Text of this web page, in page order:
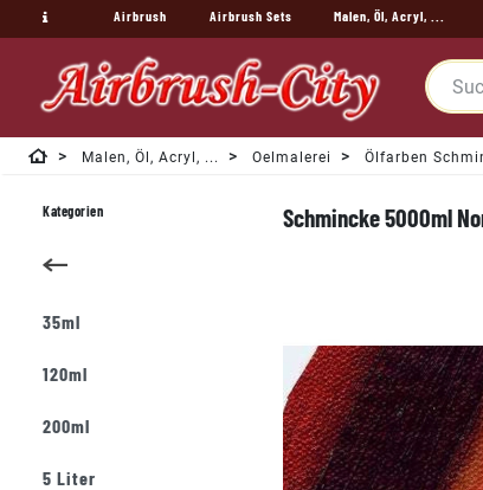
Airbrush Airbrush Sets Malen, Öl, Acryl, ...
Malen, Öl, Acryl, ... Oelmalerei Ölfarben
Schmincke 5000ml
Kategorien
35ml
120ml
200ml
5 Liter